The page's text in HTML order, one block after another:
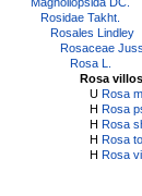
Rosidae Takht.
Rosales Lindley
Rosaceae Juss.
Rosa L.
Rosa
U Rosa
H Rosa
H Rosa
H Rosa
H Rosa